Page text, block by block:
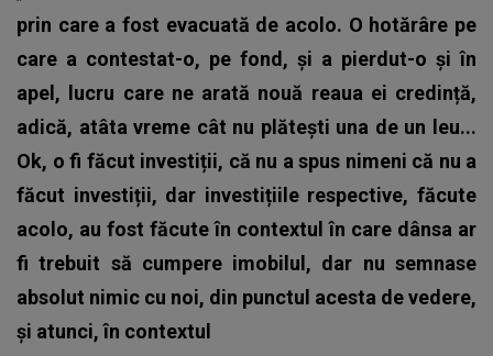
prin care a fost evacuată de acolo. O hotărâre pe
care a contestat-o, pe fond, și a pierdut-o și în
apel, lucru care ne arată nouă reaua ei credință,
adică, atâta vreme cât nu plătești una de un leu...
Ok, o fi făcut investiții, că nu a spus nimeni că nu a
făcut investiții, dar investițiile respective, făcute
acolo, au fost făcute în contextul în care dânsa ar
fi trebuit să cumpere imobilul, dar nu semnase
absolut nimic cu noi, din punctul acesta de vedere,
și atunci, în contextul